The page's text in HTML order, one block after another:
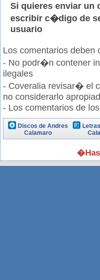
Si quieres enviar un
escribir c�digo de
usuario
Los comentarios deben
- No podr�n contener
ilegales
- Coveralia revisar� el
no considerarlo
- Los comentarios de
Discos de Andres
Calamaro